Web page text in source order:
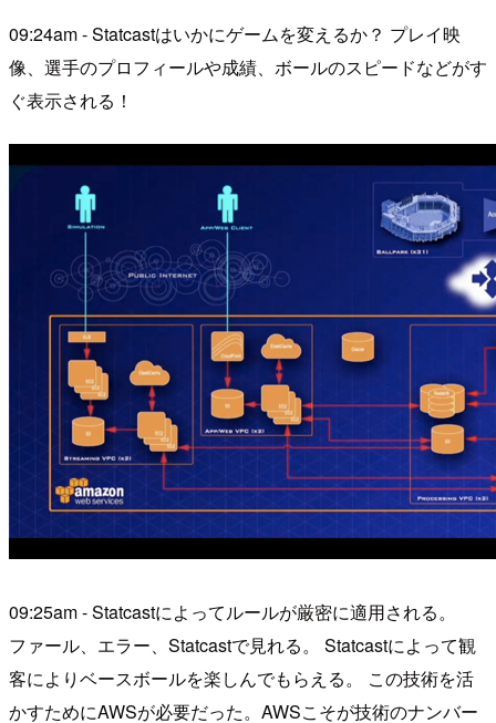
09:24am - Statcastはいかにゲームを変えるか？ プレイ映
像、選手のプロフィールや成績、ボールのスピードなどがす
ぐ表示される！
09:25am - Statcastによってルールが厳密に適用される。
ファール、エラー、Statcastで見れる。 Statcastによって観
客によりベースボールを楽しんでもらえる。 この技術を活
かすためにAWSが必要だった。AWSこそが技術のナンバー